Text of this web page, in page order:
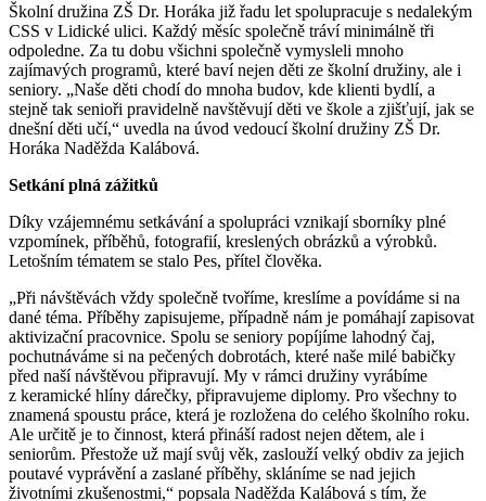
Školní družina ZŠ Dr. Horáka již řadu let spolupracuje s nedalekým
CSS v Lidické ulici. Každý měsíc společně tráví minimálně tři
odpoledne. Za tu dobu všichni společně vymysleli mnoho
zajímavých programů, které baví nejen děti ze školní družiny, ale i
seniory. „Naše děti chodí do mnoha budov, kde klienti bydlí, a
stejně tak senioři pravidelně navštěvují děti ve škole a zjišťují, jak se
dnešní děti učí,“ uvedla na úvod vedoucí školní družiny ZŠ Dr.
Horáka Naděžda Kalábová.
Setkání plná zážitků
Díky vzájemnému setkávání a spolupráci vznikají sborníky plné
vzpomínek, příběhů, fotografií, kreslených obrázků a výrobků.
Letošním tématem se stalo Pes, přítel člověka.
„Při návštěvách vždy společně tvoříme, kreslíme a povídáme si na
dané téma. Příběhy zapisujeme, případně nám je pomáhají zapisovat
aktivizační pracovnice. Spolu se seniory popíjíme lahodný čaj,
pochutnáváme si na pečených dobrotách, které naše milé babičky
před naší návštěvou připravují. My v rámci družiny vyrábíme
z keramické hlíny dárečky, připravujeme diplomy. Pro všechny to
znamená spoustu práce, která je rozložena do celého školního roku.
Ale určitě je to činnost, která přináší radost nejen dětem, ale i
seniorům. Přestože už mají svůj věk, zaslouží velký obdiv za jejich
poutavé vyprávění a zaslané příběhy, skláníme se nad jejich
životními zkušenostmi,“ popsala Naděžda Kalábová s tím, že